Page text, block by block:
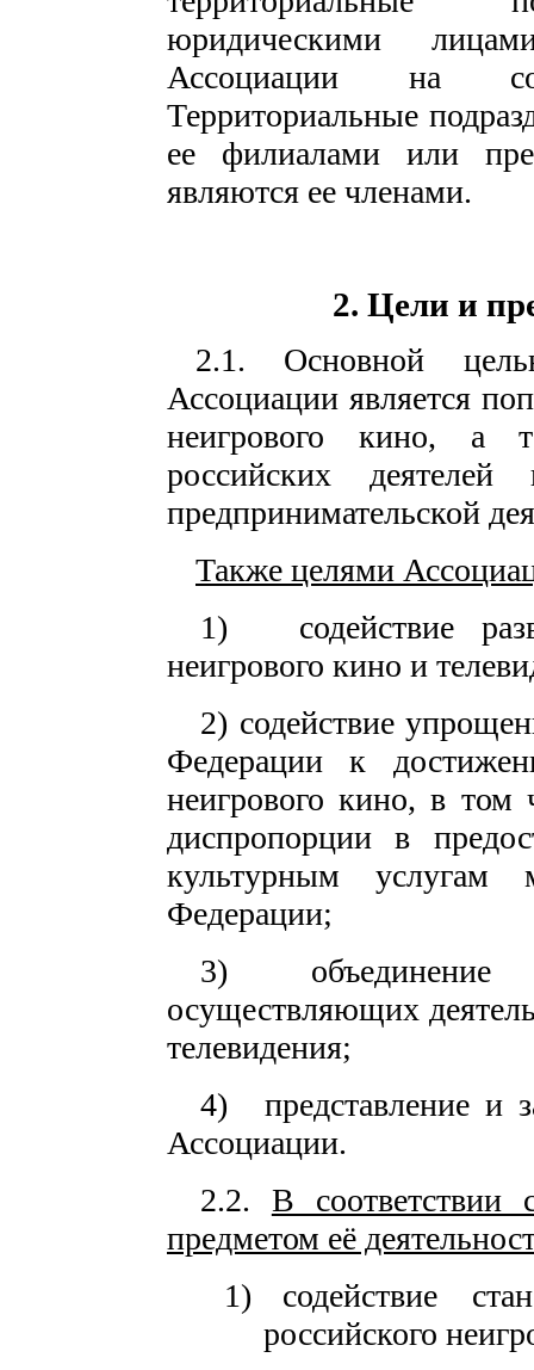
юридическими
Ассоциации на
Территориальные
ее филиалами или
являются ее членами.
2. Цели и
2.1. Основной
Ассоциации является
неигрового кино, а
российских
предпринимательской
Также целями
1)
содействие
неигрового кино и
2) содействие
Федерации к
неигрового кино, в том
диспропорции в
культурным услугам
Федерации;
3)
осуществляющих
телевидения;
4)
представление и
Ассоциации.
2.2. В соответствии
предметом её
1)
содействие
российского